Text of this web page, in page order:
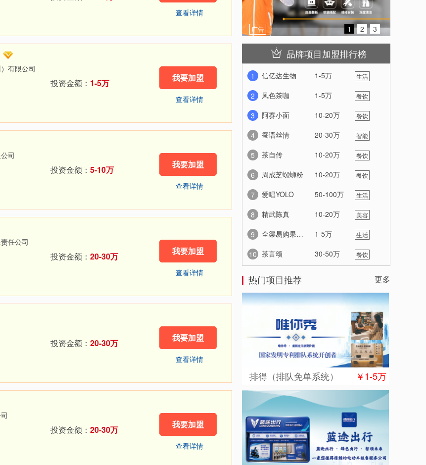
查看详情
有限公司
投资金额： 1-5万 我要加盟
查看详情
司
投资金额： 5-10万 我要加盟
查看详情
任公司
投资金额： 20-30万 我要加盟
查看详情
投资金额： 20-30万 我要加盟
查看详情
投资金额： 20-30万 我要加盟
查看详情
1 2 3
广告
品牌项目加盟排行榜
1 信亿达生物 1-5万
生活
2 凤色茶咖 1-5万
餐饮
3 阿赛小面 10-20万
餐饮
4 蚕语丝情 20-30万
智能
5 茶自传 10-20万
餐饮
6 周成芝螺蛳粉 10-20万
餐饮
7 爱唱YOLO 50-100万
生活
8 精武陈真 10-20万
美容
9 全渠易购果蔬机 1-5万
生活
10 茶言颂 30-50万
餐饮
美食
热门项目推荐 更多
排得（排队免单系统） ￥1-5万